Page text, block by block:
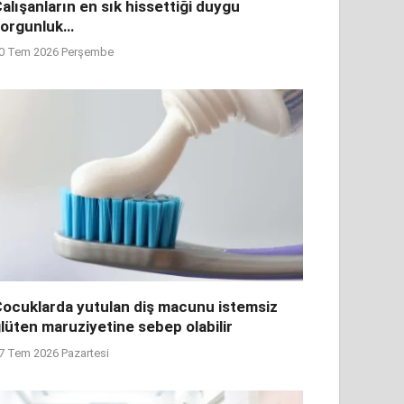
en sık hissettiği duygu
Tem 2026 Perşembe
yutulan diş macunu istemsiz
maruziyetine sebep olabilir
Tem 2026 Pazartesi